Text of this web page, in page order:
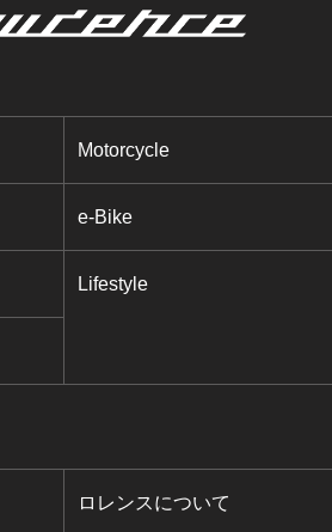
Motorcycle
e-Bike
Lifestyle
ロレンスについて